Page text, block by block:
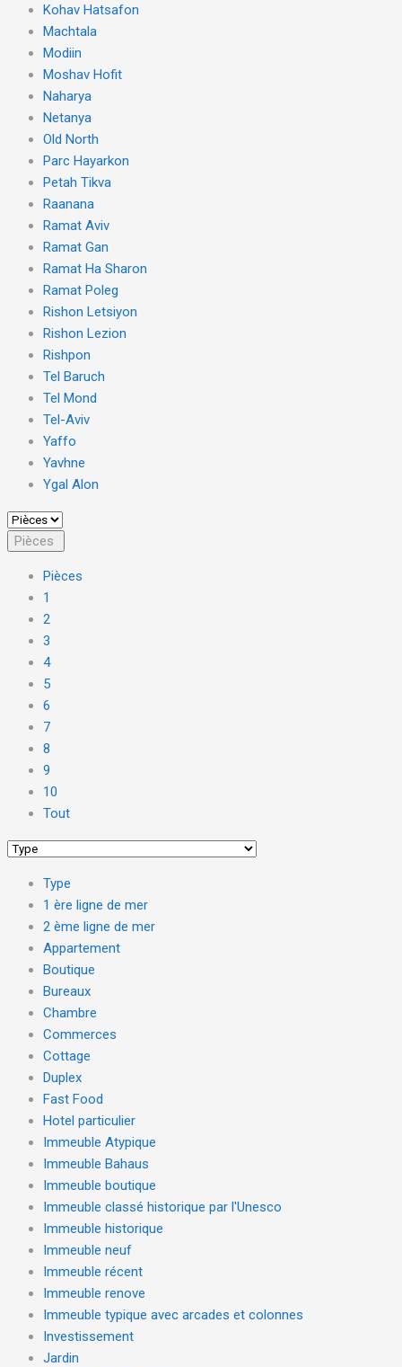
Kohav Hatsafon
Machtala
Modiin
Moshav Hofit
Naharya
Netanya
Old North
Parc Hayarkon
Petah Tikva
Raanana
Ramat Aviv
Ramat Gan
Ramat Ha Sharon
Ramat Poleg
Rishon Letsiyon
Rishon Lezion
Rishpon
Tel Baruch
Tel Mond
Tel-Aviv
Yaffo
Yavhne
Ygal Alon
Pièces
Pièces
1
2
3
4
5
6
7
8
9
10
Tout
Type
1 ère ligne de mer
2 ème ligne de mer
Appartement
Boutique
Bureaux
Chambre
Commerces
Cottage
Duplex
Fast Food
Hotel particulier
Immeuble Atypique
Immeuble Bahaus
Immeuble boutique
Immeuble classé historique par l'Unesco
Immeuble historique
Immeuble neuf
Immeuble récent
Immeuble renove
Immeuble typique avec arcades et colonnes
Investissement
Jardin